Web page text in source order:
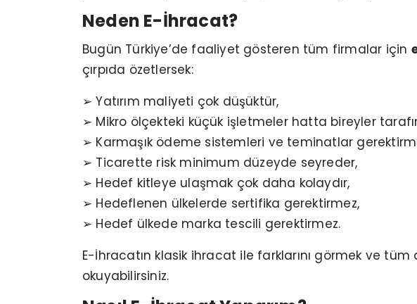
Neden E-İhracat?
Bugün Türkiye’de faaliyet gösteren tüm firmalar için
çırpıda özetlersek:
➢ Yatırım maliyeti çok düşüktür,
➢ Mikro ölçekteki küçük işletmeler hatta bireyler
➢ Karmaşık ödeme sistemleri ve teminatlar
➢ Ticarette risk minimum düzeyde seyreder,
➢ Hedef kitleye ulaşmak çok daha kolaydır,
➢ Hedeflenen ülkelerde sertifika gerektirmez,
➢ Hedef ülkede marka tescili gerektirmez.
E-İhracatın klasik ihracat ile farklarını görmek ve
okuyabilirsiniz.